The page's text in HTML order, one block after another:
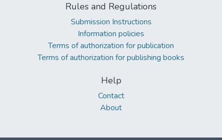
Rules and Regulations
Submission Instructions
Information policies
Terms of authorization for publication
Terms of authorization for publishing books
Help
Contact
About